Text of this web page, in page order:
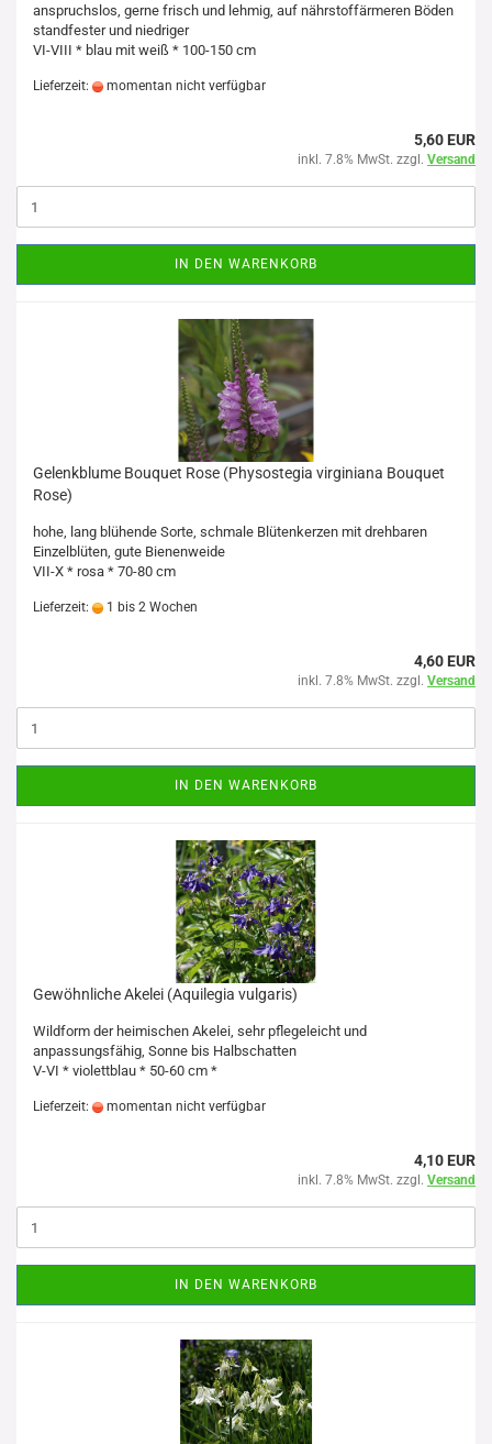
anspruchslos, gerne frisch und lehmig, auf nährstoffärmeren Böden
standfester und niedriger
VI-VIII * blau mit weiß * 100-150 cm
Lieferzeit: momentan nicht verfügbar
5,60 EUR
inkl. 7.8% MwSt. zzgl. Versand
IN DEN WARENKORB
Gelenkblume Bouquet Rose (Physostegia virginiana Bouquet
Rose)
hohe, lang blühende Sorte, schmale Blütenkerzen mit drehbaren
Einzelblüten, gute Bienenweide
VII-X * rosa * 70-80 cm
Lieferzeit: 1 bis 2 Wochen
4,60 EUR
inkl. 7.8% MwSt. zzgl. Versand
IN DEN WARENKORB
Gewöhnliche Akelei (Aquilegia vulgaris)
Wildform der heimischen Akelei, sehr pflegeleicht und
anpassungsfähig, Sonne bis Halbschatten
V-VI * violettblau * 50-60 cm *
Lieferzeit: momentan nicht verfügbar
4,10 EUR
inkl. 7.8% MwSt. zzgl. Versand
IN DEN WARENKORB